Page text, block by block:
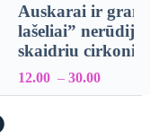
Auskarai ir
lašeliai”
skaidriu cirkonio
12.00 –30.00